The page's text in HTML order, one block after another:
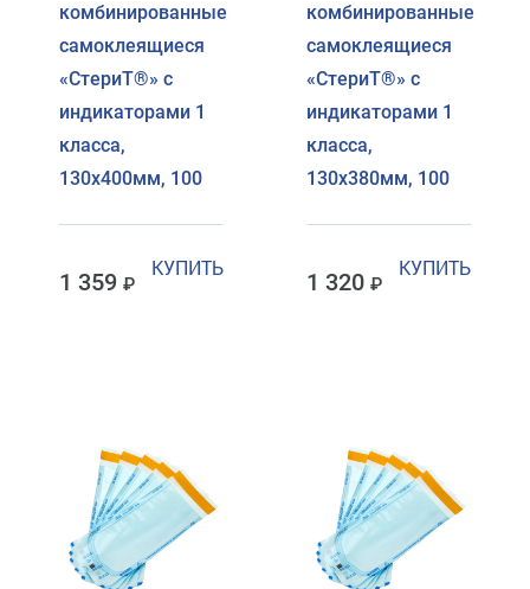
комбинированные
самоклеящиеся
«СтериТ®» с
индикаторами 1
класса,
130х400мм, 100
1 359
КУПИТЬ
комбинированные
самоклеящиеся
«СтериТ®» с
индикаторами 1
класса,
130х380мм, 100
1 320
КУПИТЬ